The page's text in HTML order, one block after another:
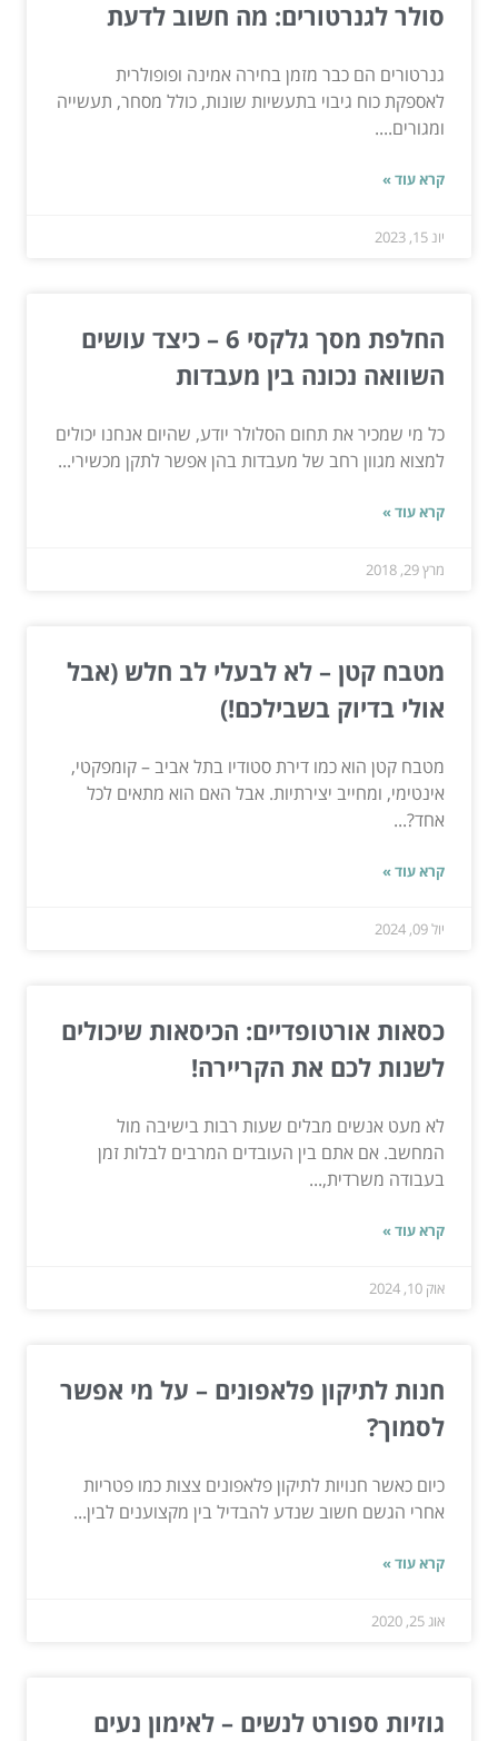
סולר לגנרטורים: מה חשוב לדעת
גנרטורים הם כבר מזמן בחירה אמינה ופופולרית
לאספקת כוח גיבוי בתעשיות שונות, כולל מסחר, תעשייה
ומגורים....
קרא עוד »
יונ 15, 2023
החלפת מסך גלקסי 6 – כיצד עושים
השוואה נכונה בין מעבדות
כל מי שמכיר את תחום הסלולר יודע, שהיום אנחנו יכולים
למצוא מגוון רחב של מעבדות בהן אפשר לתקן מכשירי...
קרא עוד »
מרץ 29, 2018
מטבח קטן – לא לבעלי לב חלש (אבל
אולי בדיוק בשבילכם!)
מטבח קטן הוא כמו דירת סטודיו בתל אביב – קומפקטי,
אינטימי, ומחייב יצירתיות. אבל האם הוא מתאים לכל
אחד?...
קרא עוד »
יול 09, 2024
כסאות אורטופדיים: הכיסאות שיכולים
לשנות לכם את הקריירה!
לא מעט אנשים מבלים שעות רבות בישיבה מול
המחשב. אם אתם בין העובדים המרבים לבלות זמן
בעבודה משרדית,...
קרא עוד »
אוק 10, 2024
חנות לתיקון פלאפונים – על מי אפשר
לסמוך?
כיום כאשר חנויות לתיקון פלאפונים צצות כמו פטריות
אחרי הגשם חשוב שנדע להבדיל בין מקצוענים לבין...
קרא עוד »
אוג 25, 2020
גוזיות ספורט לנשים – לאימון נעים